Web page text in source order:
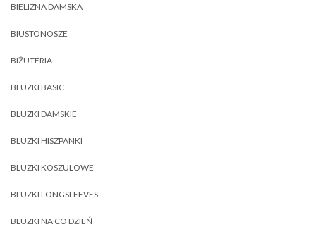
BIELIZNA DAMSKA
BIUSTONOSZE
BIŻUTERIA
BLUZKI BASIC
BLUZKI DAMSKIE
BLUZKI HISZPANKI
BLUZKI KOSZULOWE
BLUZKI LONGSLEEVES
BLUZKI NA CO DZIEŃ